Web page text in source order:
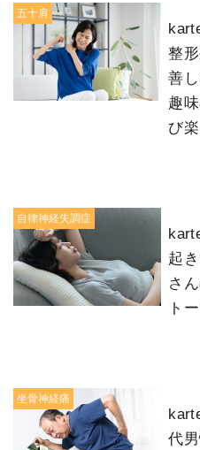
五十肩
整
善
趣
び
自律神経失調症
起
さ
ト
坐骨神経痛
代